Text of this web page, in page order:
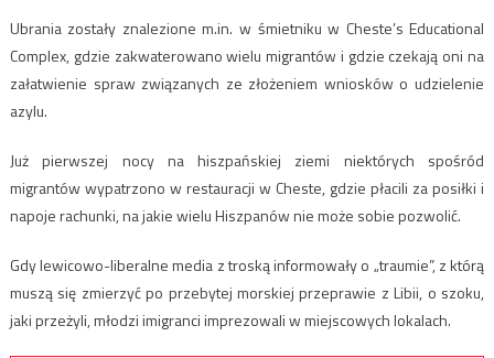
Ubrania zostały znalezione m.in. w śmietniku w Cheste’s Educational
Complex, gdzie zakwaterowano wielu migrantów i gdzie czekają oni na
załatwienie spraw związanych ze złożeniem wniosków o udzielenie
azylu.
Już pierwszej nocy na hiszpańskiej ziemi niektórych spośród
migrantów wypatrzono w restauracji w Cheste, gdzie płacili za posiłki i
napoje rachunki, na jakie wielu Hiszpanów nie może sobie pozwolić.
Gdy lewicowo-liberalne media z troską informowały o „traumie”, z którą
muszą się zmierzyć po przebytej morskiej przeprawie z Libii, o szoku,
jaki przeżyli, młodzi imigranci imprezowali w miejscowych lokalach.